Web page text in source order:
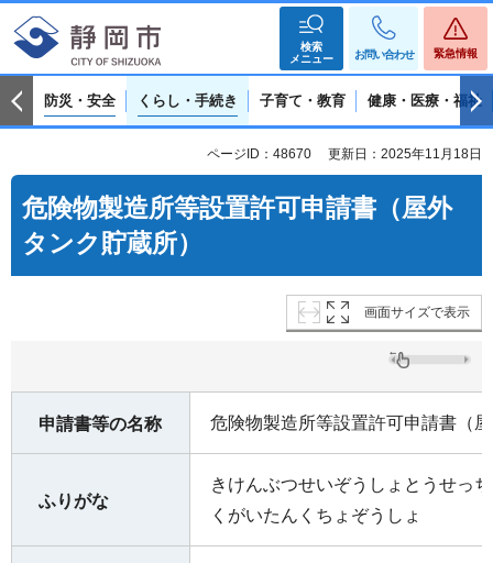
検索
メニュー
お問い合わせ 緊急情報
防災・安全 くらし・手続き 子育て・教育 健康・医療・福祉
ページID：48670 更新日：2025年11月18日
危険物製造所等設置許可申請書（屋外
タンク貯蔵所）
画面サイズで表示
申請書等の名称 危険物製造所等設置許可申請書（
ふりがな
きけんぶつせいぞうしょとうせっ
くがいたんくちょぞうしょ